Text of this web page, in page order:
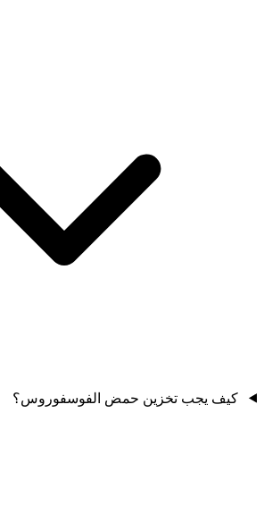
كيف يجب تخزين حمض الفوسفوروس؟